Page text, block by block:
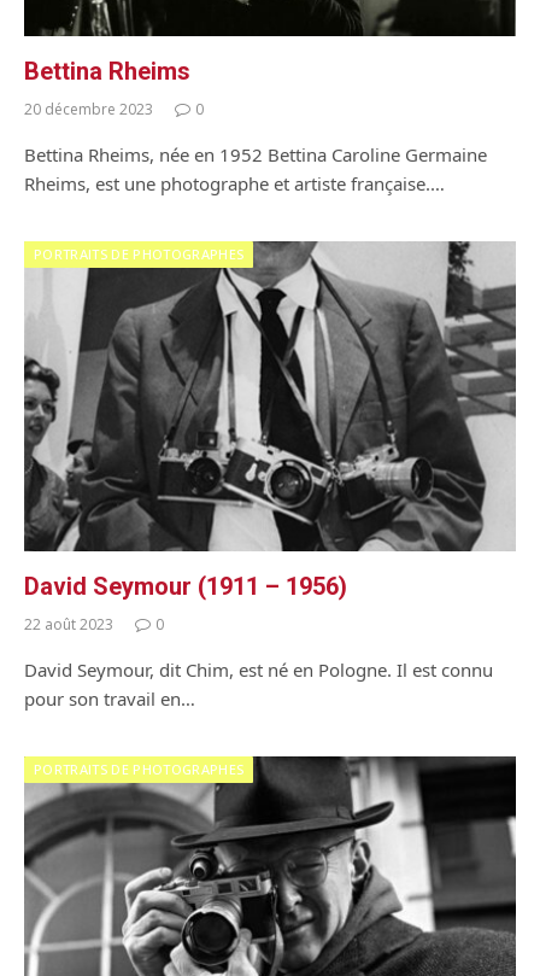
Bettina Rheims
20 décembre 2023 0
Bettina Rheims, née en 1952 Bettina Caroline Germaine
Rheims, est une photographe et artiste française.…
PORTRAITS DE PHOTOGRAPHES
David Seymour (1911 – 1956)
22 août 2023 0
David Seymour, dit Chim, est né en Pologne. Il est connu
pour son travail en…
PORTRAITS DE PHOTOGRAPHES